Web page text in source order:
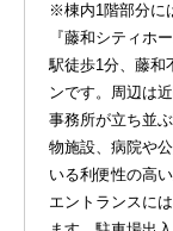
※棟内1階部分に
『藤和シティホ
駅徒歩1分、藤和
ンです。周辺は
事務所が立ち並
物施設、病院や
いる利便性の高い
エントランスに